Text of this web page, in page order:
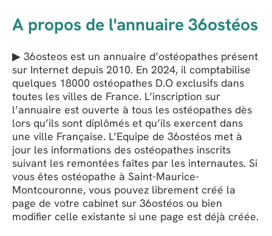
A propos de l'annuaire 36ostéos
▶ 36osteos est un annuaire d’ostéopathes présent
sur Internet depuis 2010. En 2024, il comptabilise
quelques 18000 ostéopathes D.O exclusifs dans
toutes les villes de France. L’inscription sur
l’annuaire est ouverte à tous les ostéopathes dès
lors qu’ils sont diplômés et qu’ils exercent dans
une ville Française. L’Equipe de 36ostéos met à
jour les informations des ostéopathes inscrits
suivant les remontées faîtes par les internautes. Si
vous êtes ostéopathe à Saint-Maurice-
Montcouronne, vous pouvez librement créé la
page de votre cabinet sur 36ostéos ou bien
modifier celle existante si une page est déjà créée.